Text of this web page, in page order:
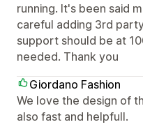
running. It's been said
careful adding 3rd
support should be at
needed. Thank you
Giordano Fashion
We love the design of
also fast and helpfull.